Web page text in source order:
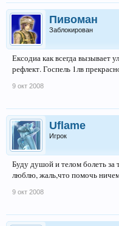
Пивоман
Заблокирован
Ексодиа как всегда вызывает
рефлект. Госпель 1лв
9 окт 2008
Uflame
Игрок
Буду душой и телом болеть за
люблю, жаль,что помочь
9 окт 2008